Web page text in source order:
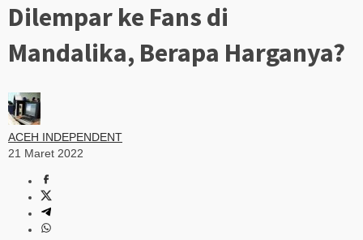
Dilempar ke Fans di
Mandalika, Berapa Harganya?
ACEH INDEPENDENT
21 Maret 2022